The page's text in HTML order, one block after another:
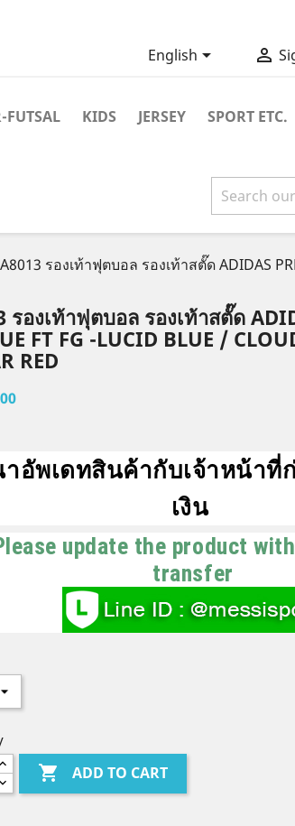
English 
KIDS JERSEY
SPORT ETC.
A8013 รองเท้าฟุตบอล รองเท้าสตั๊ด ADIDAS
รองเท้าฟุตบอล รองเท้าสตั๊ด
FT FG -LUCID BLUE /
RED
อัพเดทสินค้ากับเจ้าหน้าที่
เงิน
update the product
transfer
 ADD TO CART